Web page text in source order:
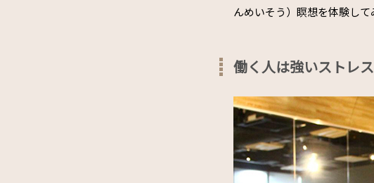
んめいそう）瞑想を体験して
働く人は強いストレ